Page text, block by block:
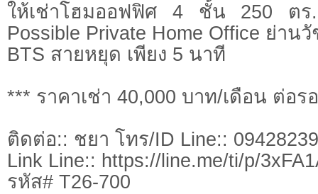
ให้เช่าโฮมออฟฟิศ 4 ชั้น 250 ตร
Possible Private Home Office ย่าน
BTS สายหยุด เพียง 5 นาที
*** ราคาเช่า 40,000 บาท/เดือน ต่อร
ติดต่อ:: ชยา โทร/ID Line::
Link Line:: https://line.me/ti/p/
รหัส# T26-700